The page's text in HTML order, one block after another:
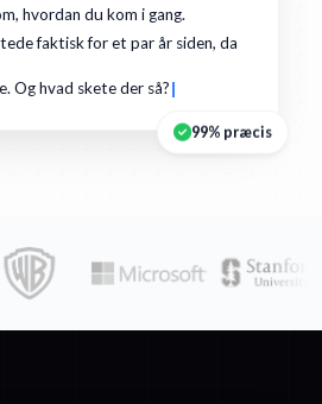
hvordan du kom i gang.
faktisk for et par år siden, da
Og hvad skete der så?
99% præcis